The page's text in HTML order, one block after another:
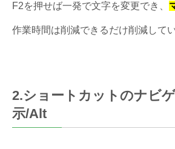
F2を押せば一発で文字を変更でき、
作業時間は削減できるだけ削減して
2.ショートカットのナビ
示/Alt